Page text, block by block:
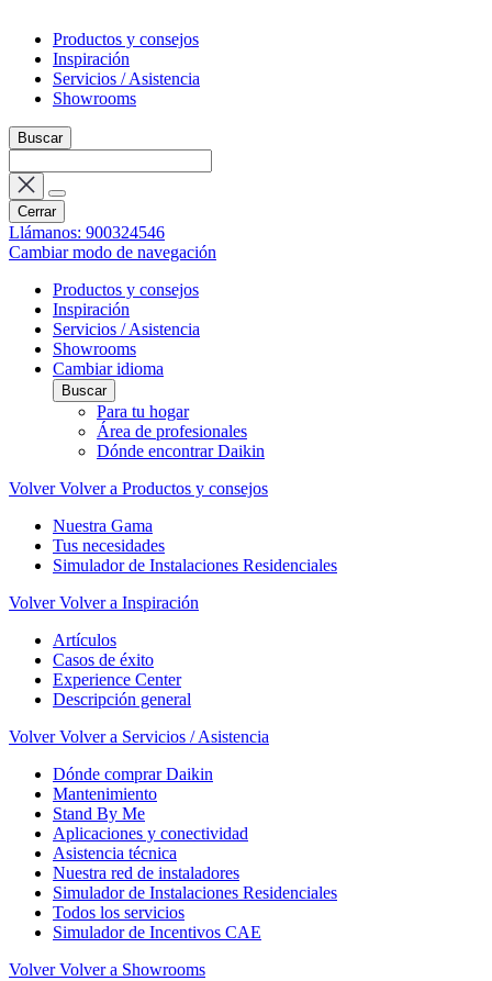
Productos y consejos
Inspiración
Servicios / Asistencia
Showrooms
Buscar
Cerrar
Llámanos: 900324546
Cambiar modo de navegación
Productos y consejos
Inspiración
Servicios / Asistencia
Showrooms
Cambiar idioma
Buscar
Para tu hogar
Área de profesionales
Dónde encontrar Daikin
Volver Volver a Productos y consejos
Nuestra Gama
Tus necesidades
Simulador de Instalaciones Residenciales
Volver Volver a Inspiración
Artículos
Casos de éxito
Experience Center
Descripción general
Volver Volver a Servicios / Asistencia
Dónde comprar Daikin
Mantenimiento
Stand By Me
Aplicaciones y conectividad
Asistencia técnica
Nuestra red de instaladores
Simulador de Instalaciones Residenciales
Todos los servicios
Simulador de Incentivos CAE
Volver Volver a Showrooms